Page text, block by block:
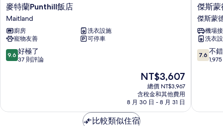
麥
特
蘭
Punthill
飯
店
Maitland
麥特蘭Punthill飯店
Maitland
廚房
洗衣設施
寵物友善
可停車
9.6
分，
極
9.6 好極了
37 則評論
現
價
格
為
NT$3,607
NT$3,607
總價 NT$3,967
含稅金和其他費用
8 月 30 日 - 8 月 31 日
傑
斯
蒙
德
行
政
別
蒙
傑斯蒙
傑斯蒙
機場
洗衣
7.6
分，
錯
7.6 不
比較類似住宿